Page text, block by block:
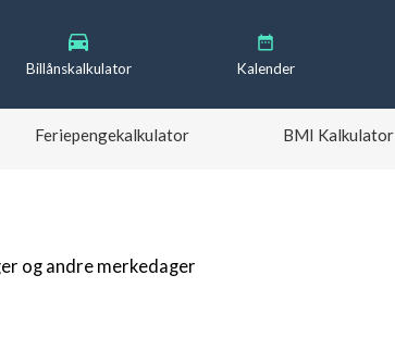
Billånskalkulator Kalender
Feriepengekalkulator BMI Kalkulator
og andre merkedager